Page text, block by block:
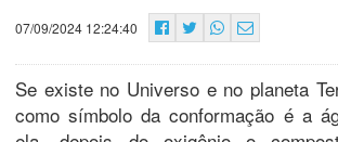
07/09/2024 12:24:40
Se existe no Universo e no planeta
como símbolo da conformação é a